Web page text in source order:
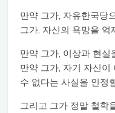
만약 그가, 자유한국당
그가, 자신의 욕망을 억
만약 그가, 이상과 현
만약 그가, 자기 자신
수 없다는 사실을 인정
그리고 그가 정말 철학